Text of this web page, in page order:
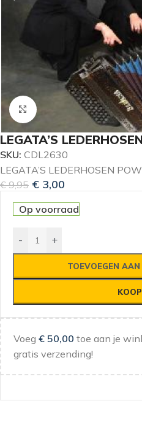
Klik om te vergroten
LEGATA’S
SKU: CDL2630
LEGATA’S LEDERHOSEN
€9,95 € 3,00
Op voorraad
- +
TOEVOEGEN
Voeg € 50,00 toe aan je
gratis verzending!